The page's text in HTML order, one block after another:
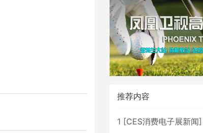
推荐内容
1 [CES消费电子展新闻]